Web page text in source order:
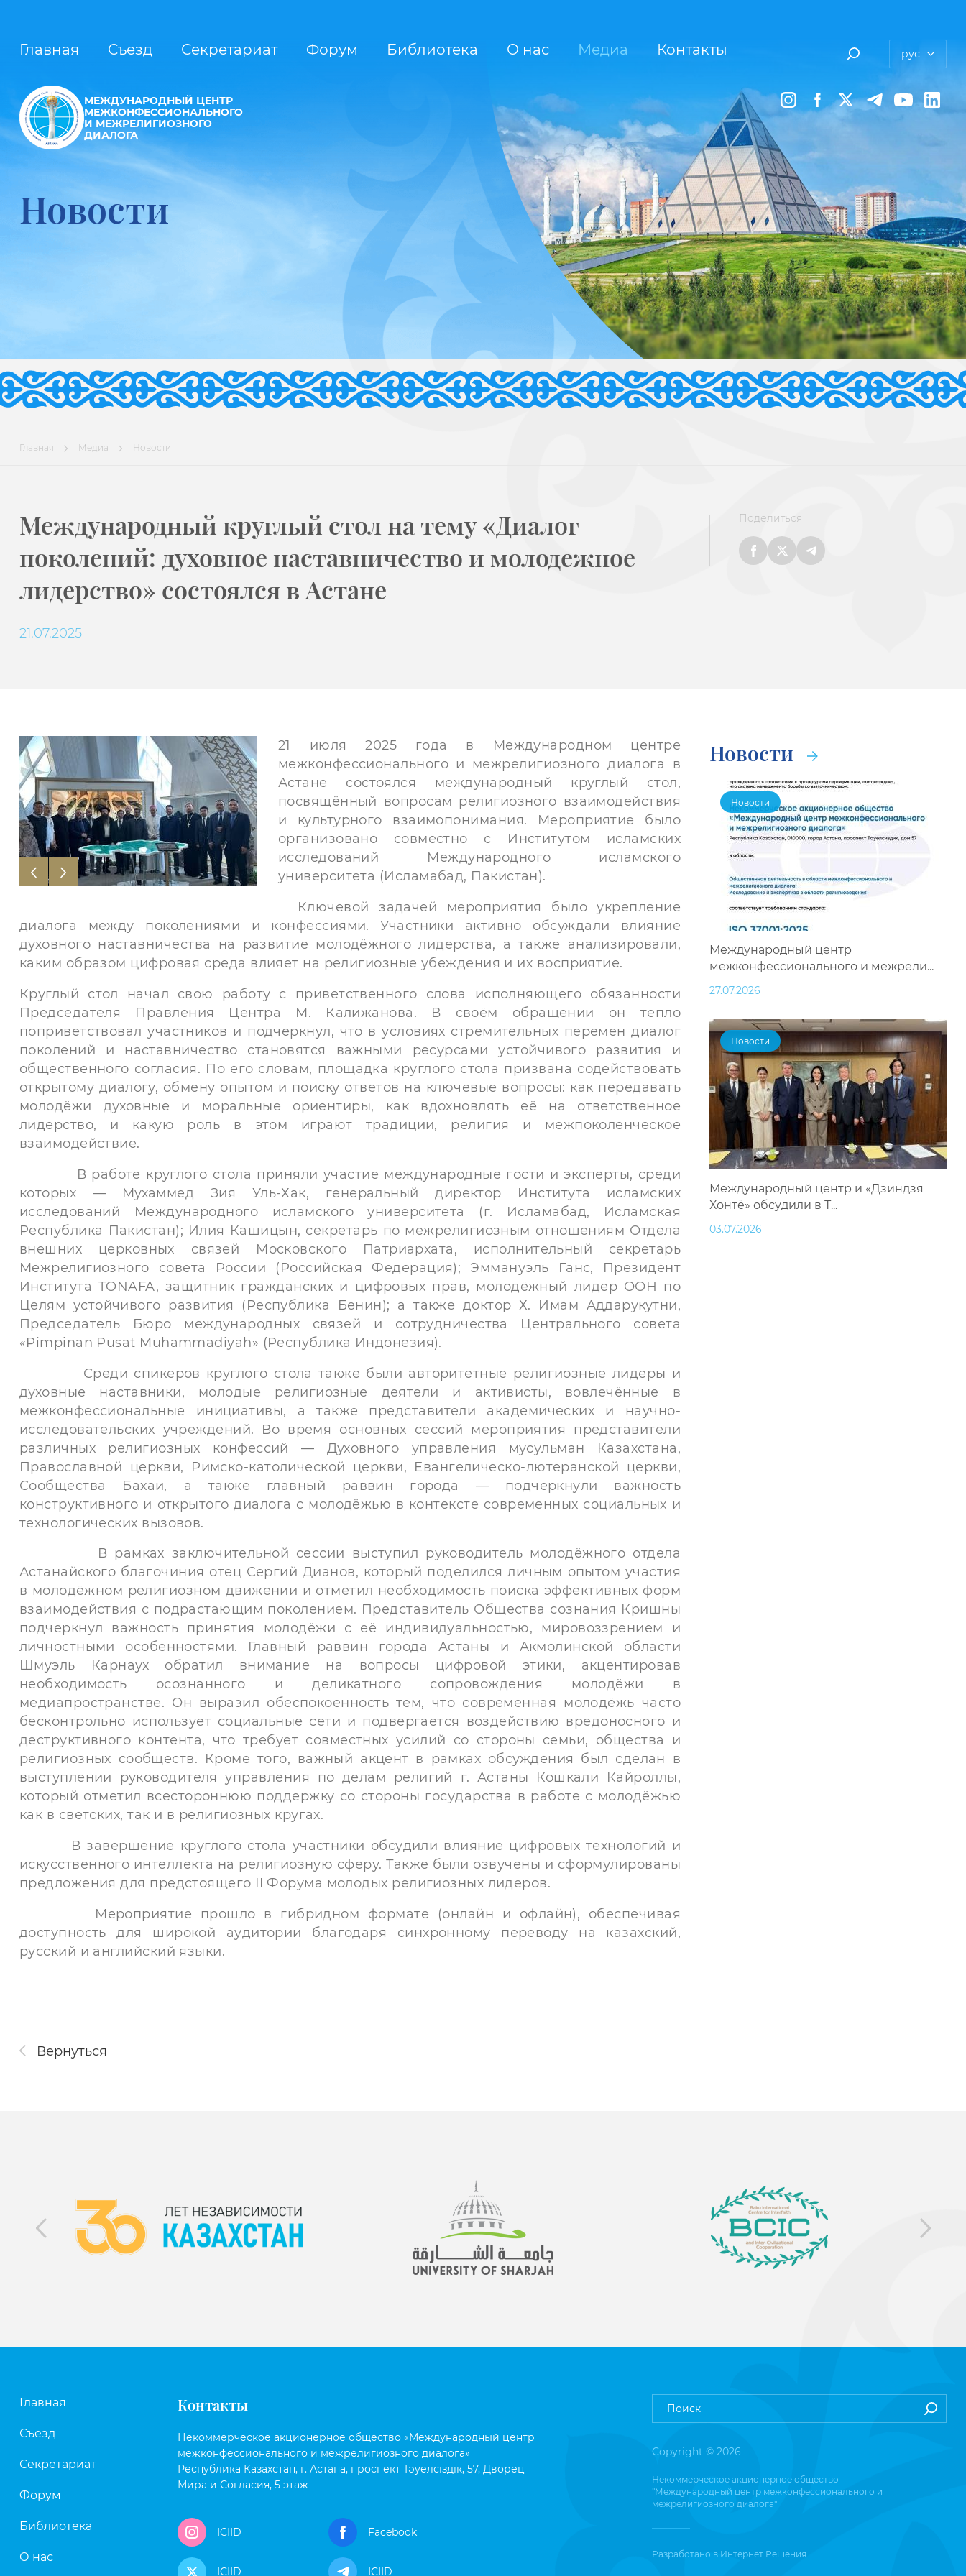
Главная Съезд Секретариат Форум Библиотека О нас Медиа Контакты рус
МЕЖДУНАРОДНЫЙ ЦЕНТР
МЕЖКОНФЕССИОНАЛЬНОГО
И МЕЖРЕЛИГИОЗНОГО
ДИАЛОГА
Новости
Главная Медиа Новости
Международный круглый стол на тему «Диалог
поколений: духовное наставничество и молодежное
лидерство» состоялся в Астане
21.07.2025
Поделиться
21 июля 2025 года в Международном центре
межконфессионального и межрелигиозного диалога в
Астане состоялся международный круглый стол,
посвящённый вопросам религиозного взаимодействия
и культурного взаимопонимания. Мероприятие было
организовано совместно с Институтом исламских
исследований Международного исламского
университета (Исламабад, Пакистан).
Ключевой задачей мероприятия было укрепление
диалога между поколениями и конфессиями. Участники активно обсуждали влияние
духовного наставничества на развитие молодёжного лидерства, а также анализировали,
каким образом цифровая среда влияет на религиозные убеждения и их восприятие.
Круглый стол начал свою работу с приветственного слова исполняющего обязанности
Председателя Правления Центра М. Калижанова. В своём обращении он тепло
поприветствовал участников и подчеркнул, что в условиях стремительных перемен диалог
поколений и наставничество становятся важными ресурсами устойчивого развития и
общественного согласия. По его словам, площадка круглого стола призвана содействовать
открытому диалогу, обмену опытом и поиску ответов на ключевые вопросы: как передавать
молодёжи духовные и моральные ориентиры, как вдохновлять её на ответственное
лидерство, и какую роль в этом играют традиции, религия и межпоколенческое
взаимодействие.
В работе круглого стола приняли участие международные гости и эксперты, среди
которых — Мухаммед Зия Уль-Хак, генеральный директор Института исламских
исследований Международного исламского университета (г. Исламабад, Исламская
Республика Пакистан); Илия Кашицын, секретарь по межрелигиозным отношениям Отдела
внешних церковных связей Московского Патриархата, исполнительный секретарь
Межрелигиозного совета России (Российская Федерация); Эммануэль Ганс, Президент
Института TONAFA, защитник гражданских и цифровых прав, молодёжный лидер ООН по
Целям устойчивого развития (Республика Бенин); а также доктор Х. Имам Аддарукутни,
Председатель Бюро международных связей и сотрудничества Центрального совета
«Pimpinan Pusat Muhammadiyah» (Республика Индонезия).
Среди спикеров круглого стола также были авторитетные религиозные лидеры и
духовные наставники, молодые религиозные деятели и активисты, вовлечённые в
межконфессиональные инициативы, а также представители академических и научно-
исследовательских учреждений. Во время основных сессий мероприятия представители
различных религиозных конфессий — Духовного управления мусульман Казахстана,
Православной церкви, Римско-католической церкви, Евангелическо-лютеранской церкви,
Сообщества Бахаи, а также главный раввин города — подчеркнули важность
конструктивного и открытого диалога с молодёжью в контексте современных социальных и
технологических вызовов.
В рамках заключительной сессии выступил руководитель молодёжного отдела
Астанайского благочиния отец Сергий Дианов, который поделился личным опытом участия
в молодёжном религиозном движении и отметил необходимость поиска эффективных форм
взаимодействия с подрастающим поколением. Представитель Общества сознания Кришны
подчеркнул важность принятия молодёжи с её индивидуальностью, мировоззрением и
личностными особенностями. Главный раввин города Астаны и Акмолинской области
Шмуэль Карнаух обратил внимание на вопросы цифровой этики, акцентировав
необходимость осознанного и деликатного сопровождения молодёжи в
медиапространстве. Он выразил обеспокоенность тем, что современная молодёжь часто
бесконтрольно использует социальные сети и подвергается воздействию вредоносного и
деструктивного контента, что требует совместных усилий со стороны семьи, общества и
религиозных сообществ. Кроме того, важный акцент в рамках обсуждения был сделан в
выступлении руководителя управления по делам религий г. Астаны Кошкали Кайроллы,
который отметил всестороннюю поддержку со стороны государства в работе с молодёжью
как в светских, так и в религиозных кругах.
В завершение круглого стола участники обсудили влияние цифровых технологий и
искусственного интеллекта на религиозную сферу. Также были озвучены и сформулированы
предложения для предстоящего II Форума молодых религиозных лидеров.
Мероприятие прошло в гибридном формате (онлайн и офлайн), обеспечивая
доступность для широкой аудитории благодаря синхронному переводу на казахский,
русский и английский языки.
Вернуться
Новости
Новости
Международный центр
межконфессионального и межрели...
27.07.2026
Новости
Международный центр и «Дзиндзя
Хонтё» обсудили в Т...
03.07.2026
Главная
Съезд
Секретариат
Форум
Библиотека
О нас
Контакты
Некоммерческое акционерное общество «Международный центр
межконфессионального и межрелигиозного диалога»
Республика Казахстан, г. Астана, проспект Тәуелсіздік, 57, Дворец
Мира и Согласия, 5 этаж
ICIID Facebook
ICIID ICIID
Copyright © 2026
Некоммерческое акционерное общество
"Международный центр межконфессионального и
межрелигиозного диалога"
Разработано в Интернет Решения